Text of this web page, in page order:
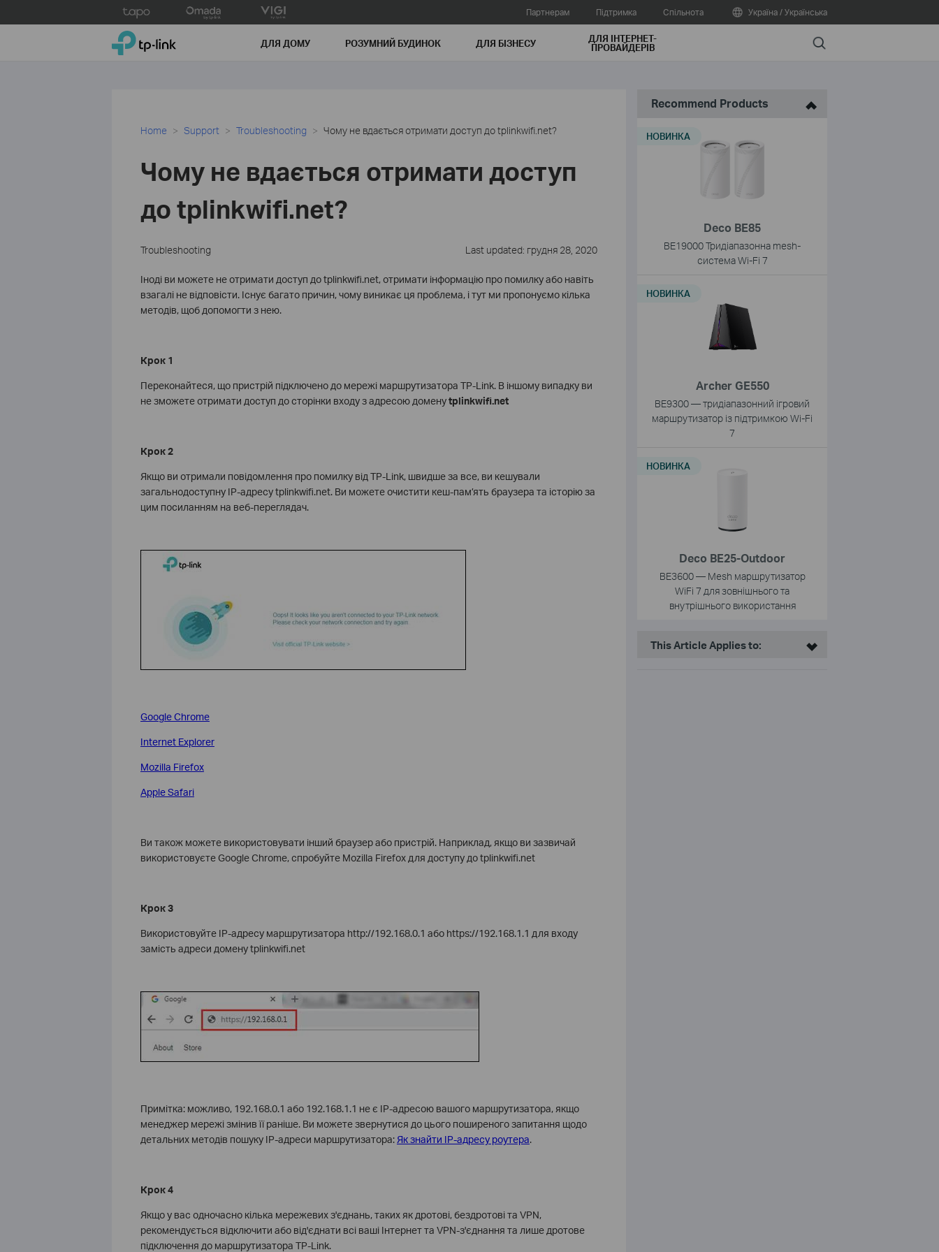
to
Партнерам Підтримка Спільнота Україна / Українська
TP-Link, Reliably Smart ДЛЯ ДОМУ РОЗУМНИЙ БУДИНОК ДЛЯ БIЗНЕСУ ДЛЯ ІНТЕРНЕТ-
ПРОВАЙДЕРІВ Search
Home Support Troubleshooting Чому не вдається отримати доступ до tplinkwifi.net?
Чому не вдається отримати доступ
до tplinkwifi.net?
Troubleshooting Last updated: грудня 28, 2020
Іноді ви можете не отримати доступ до tplinkwifi.net, отримати інформацію про помилку або навіть
взагалі не відповісти. Існує багато причин, чому виникає ця проблема, і тут ми пропонуємо кілька
методів, щоб допомогти з нею.
Крок 1
Переконайтеся, що пристрій підключено до мережі маршрутизатора TP-Link. В іншому випадку ви
не зможете отримати доступ до сторінки входу з адресою доменуtplinkwifi.net
Крок 2
Якщо ви отримали повідомлення про помилку від TP-Link, швидше за все, ви кешували
загальнодоступну IP-адресу tplinkwifi.net. Ви можете очистити кеш-пам’ять браузера та історію за
цим посиланням на веб-переглядач.
Google Chrome
Internet Explorer
Mozilla Firefox
Apple Safari
Ви також можете використовувати інший браузер або пристрій. Наприклад, якщо ви зазвичай
використовуєте Google Chrome, спробуйте Mozilla Firefox для доступу до tplinkwifi.net
Крок 3
Використовуйте IP-адресу маршрутизатора http://192.168.0.1 або https://192.168.1.1 для входу
замість адреси домену tplinkwifi.net
Примітка: можливо, 192.168.0.1 або 192.168.1.1 не є IP-адресою вашого маршрутизатора, якщо
менеджер мережі змінив її раніше. Ви можете звернутися до цього поширеного запитання щодо
детальних методів пошуку IP-адреси маршрутизатора: Як знайти IP-адресу роутера.
Крок 4
Якщо у вас одночасно кілька мережевих з'єднань, таких як дротові, бездротові та VPN,
рекомендується відключити або від'єднати всі ваші Інтернет та VPN-з'єднання та лише дротове
підключення до маршрутизатора TP-Link.
Recommend Products
Deco BE85
BE19000 Тридіапазонна mesh-
система Wi-Fi 7
НОВИНКА
Archer GE550
BE9300 — тридіапазонний ігровий
маршрутизатор із підтримкою Wi-Fi
7
НОВИНКА
Deco BE25-Outdoor
BE3600 — Mesh маршрутизатор
WiFi 7 для зовнішнього та
внутрішнього використання
НОВИНКА
This Article Applies to: